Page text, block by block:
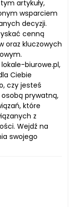
artykuły,
wsparciem
decyzji.
cenną
oraz kluczowych
biurowe.pl,
Ciebie
czy jesteś
prywatną,
które
z
Wejdź na
swojego